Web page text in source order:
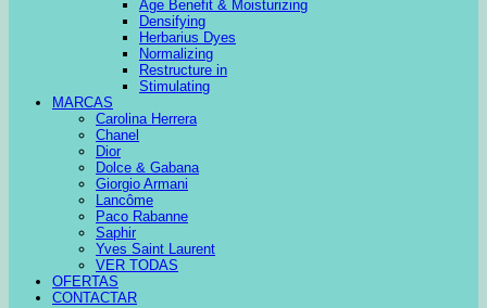
Age Benefit & Moisturizing
Densifying
Herbarius Dyes
Normalizing
Restructure in
Stimulating
MARCAS
Carolina Herrera
Chanel
Dior
Dolce & Gabana
Giorgio Armani
Lancôme
Paco Rabanne
Saphir
Yves Saint Laurent
VER TODAS
OFERTAS
CONTACTAR